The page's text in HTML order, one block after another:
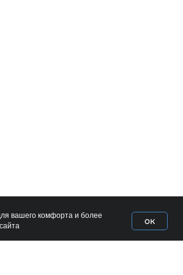
Catalog Cart
вашего комфорта и более
ок